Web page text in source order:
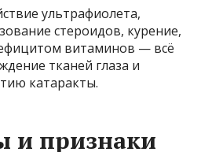
ультрафиолета,
стероидов, курение,
витаминов — всё
тканей глаза и
катаракты.
и признаки